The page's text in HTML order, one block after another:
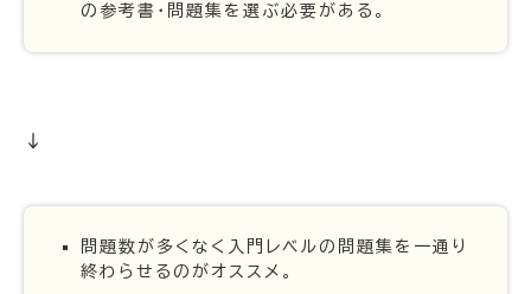
の参考書・問題集を選ぶ必要がある。
↓
問題数が多くなく入門レベルの問題集を一通り
終わらせるのがオススメ。